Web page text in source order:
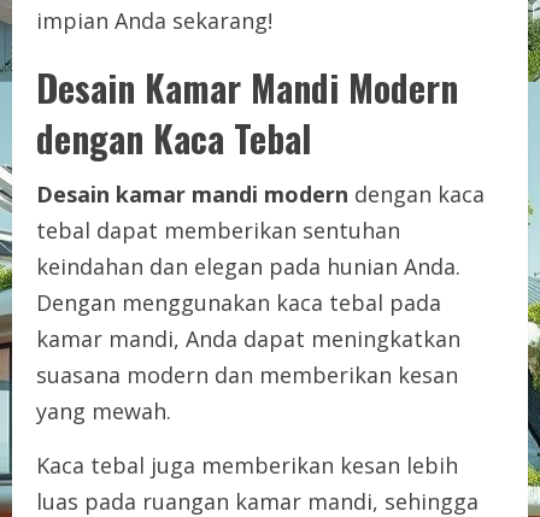
impian Anda sekarang!
Desain Kamar Mandi Modern
dengan Kaca Tebal
Desain kamar mandi modern dengan kaca
tebal dapat memberikan sentuhan
keindahan dan elegan pada hunian Anda.
Dengan menggunakan kaca tebal pada
kamar mandi, Anda dapat meningkatkan
suasana modern dan memberikan kesan
yang mewah.
Kaca tebal juga memberikan kesan lebih
luas pada ruangan kamar mandi, sehingga